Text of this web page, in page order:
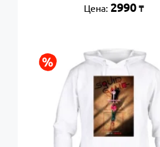
Цена: 2990 ₸